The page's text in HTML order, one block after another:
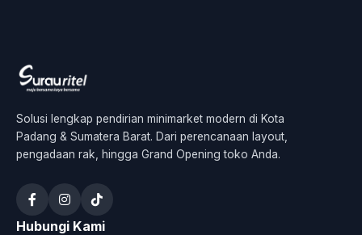
Solusi lengkap pendirian minimarket modern di Kota
Padang & Sumatera Barat. Dari perencanaan layout,
pengadaan rak, hingga Grand Opening toko Anda.
Hubungi Kami